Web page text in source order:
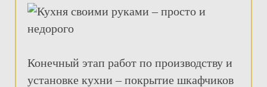
Конечный этап работ по производству и
установке кухни – покрытие шкафчиков